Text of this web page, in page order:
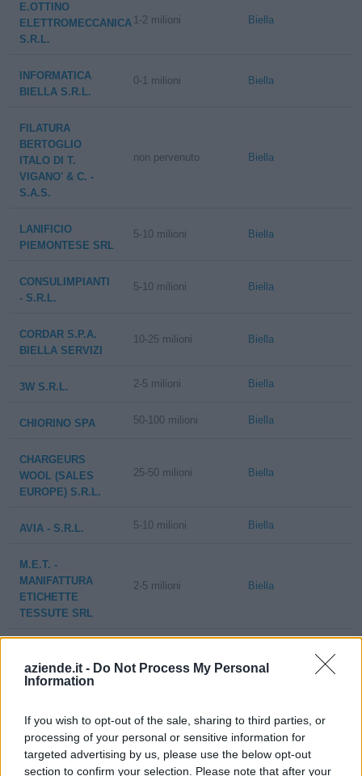
aziende.it - Do Not Process My Personal
Information
If you wish to opt-out of the sale, sharing to third parties, or
processing of your personal or sensitive information for
targeted advertising by us, please use the below opt-out
section to confirm your selection. Please note that after your
E.OTTINO
ELETTROMECCANICA
S.R.L.
1-2 milioni Biella
INFORMATICA
BIELLA S.R.L.
0-1 milioni Biella
FILATURA
BERTOGLIO
ITALO DI T.
VIGANO' & C. -
S.A.S.
non pervenuto Biella
LANIFICIO
PIEMONTESE SRL
5-10 milioni Biella
CONSULIMPIANTI
- S.R.L.
5-10 milioni Biella
CORDAR S.P.A.
BIELLA SERVIZI
10-25 milioni Biella
3W S.R.L. 2-5 milioni Biella
CHIORINO SPA 50-100 milioni Biella
CHARGEURS
WOOL (SALES
EUROPE) S.R.L.
25-50 milioni Biella
AVIA - S.R.L. 5-10 milioni Biella
M.E.T. -
MANIFATTURA
ETICHETTE
TESSUTE SRL
2-5 milioni Biella
TESSILE
TINTORIA - S.P.A.
10-25 milioni Biella
KIBO VIAGGI -
S.R.L.
2-5 milioni Biella